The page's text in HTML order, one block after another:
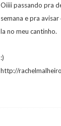
Oiiii passando pra
semana e pra
la no meu cantinho.
:)
http://